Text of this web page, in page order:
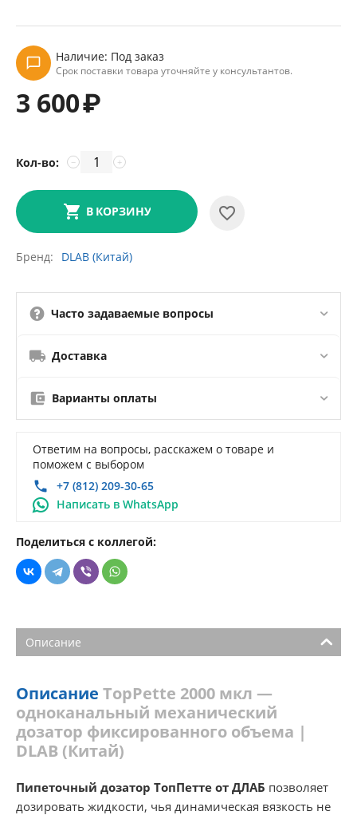
Наличие: Под заказ
Срок поставки товара уточняйте у консультантов.
3 600₽
Кол-во: +
−
В КОРЗИНУ
Бренд DLAB (Китай)
Часто задаваемые вопросы
Доставка
Варианты оплаты
Ответим на вопросы, расскажем о товаре и
поможем с выбором
+7 (812) 209-30-65
Написать в WhatsApp
Поделиться с коллегой:
Описание
Описание TopPette 2000 мкл —
одноканальный механический
дозатор фиксированного объема |
DLAB (Китай)
Пипеточный дозатор ТопПетте от ДЛАБ позволяет
дозировать жидкости, чья динамическая вязкость не